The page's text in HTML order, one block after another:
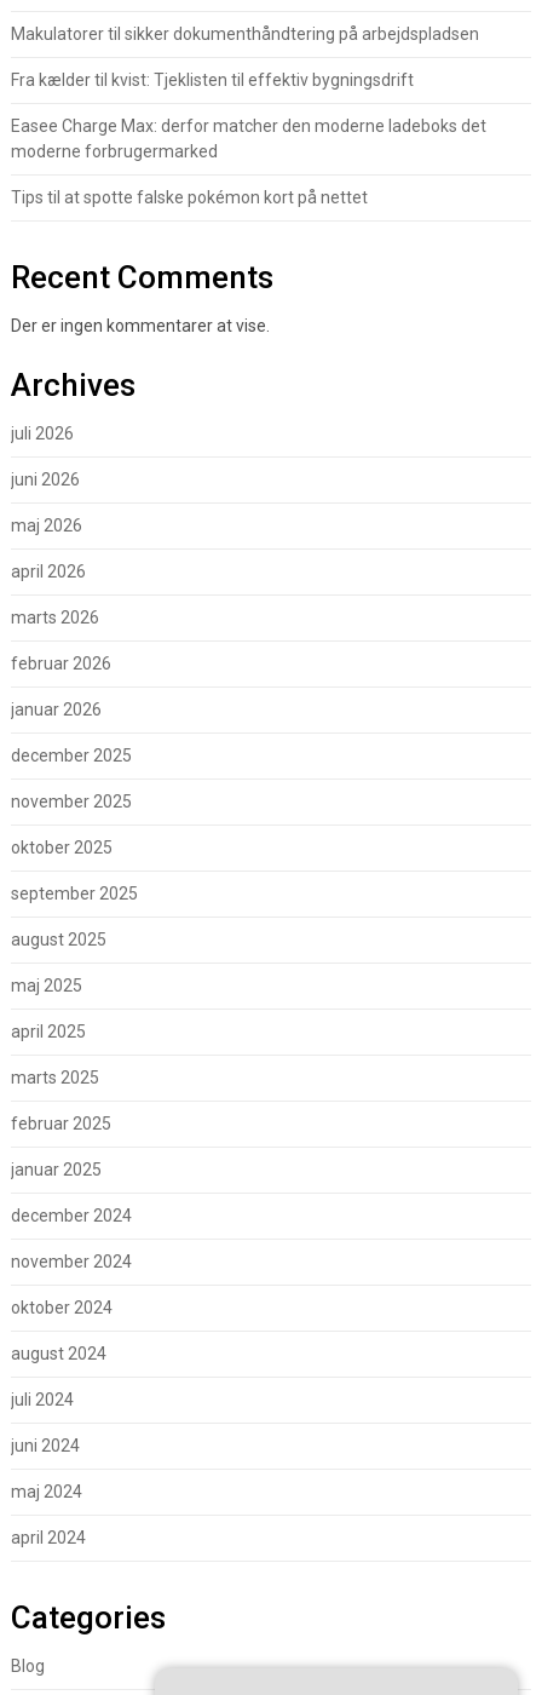
Makulatorer til sikker dokumenthåndtering på arbejdspladsen
Fra kælder til kvist: Tjeklisten til effektiv bygningsdrift
Easee Charge Max: derfor matcher den moderne ladeboks det
moderne forbrugermarked
Tips til at spotte falske pokémon kort på nettet
Recent Comments
Der er ingen kommentarer at vise.
Archives
juli 2026
juni 2026
maj 2026
april 2026
marts 2026
februar 2026
januar 2026
december 2025
november 2025
oktober 2025
september 2025
august 2025
maj 2025
april 2025
marts 2025
februar 2025
januar 2025
december 2024
november 2024
oktober 2024
august 2024
juli 2024
juni 2024
maj 2024
april 2024
Categories
Blog